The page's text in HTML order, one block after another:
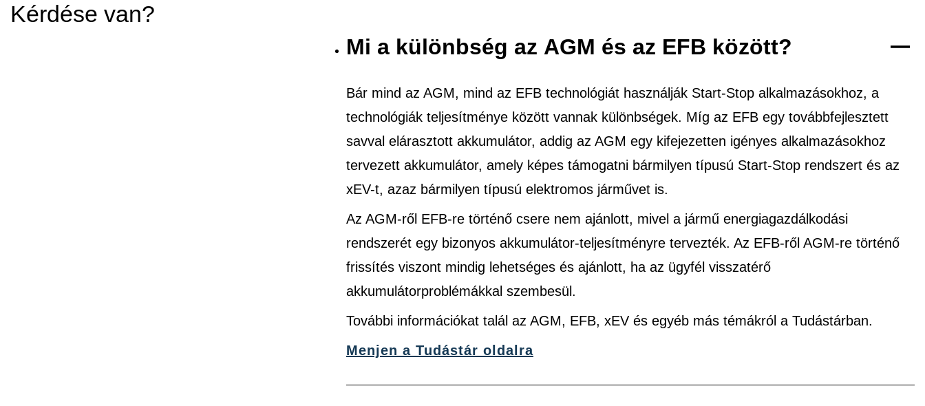
Kérdése van?
Mi a különbség az AGM és az EFB között?
Bár mind az AGM, mind az EFB technológiát használják Start-Stop alkalmazásokhoz, a
technológiák teljesítménye között vannak különbségek. Míg az EFB egy továbbfejlesztett
savval elárasztott akkumulátor, addig az AGM egy kifejezetten igényes alkalmazásokhoz
tervezett akkumulátor, amely képes támogatni bármilyen típusú Start-Stop rendszert és az
xEV-t, azaz bármilyen típusú elektromos járművet is.
Az AGM-ről EFB-re történő csere nem ajánlott, mivel a jármű energiagazdálkodási
rendszerét egy bizonyos akkumulátor-teljesítményre tervezték. Az EFB-ről AGM-re történő
frissítés viszont mindig lehetséges és ajánlott, ha az ügyfél visszatérő
akkumulátorproblémákkal szembesül.
További információkat talál az AGM, EFB, xEV és egyéb más témákról a Tudástárban.
Menjen a Tudástár oldalra